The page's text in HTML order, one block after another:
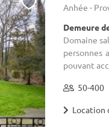
Anhée -
Demeure
Domaine
personnes
pouvant
50-400
Location